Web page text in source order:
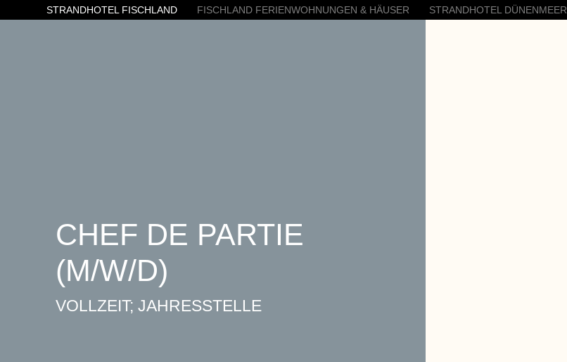
STRANDHOTEL FISCHLAND FISCHLAND FERIENWOHNUNGEN & HÄUSER STRANDHOTEL DÜNENMEER
CHEF DE PARTIE
(M/W/D)
VOLLZEIT; JAHRESSTELLE